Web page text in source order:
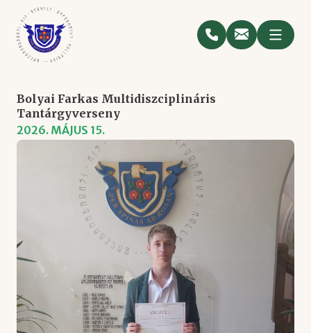
Bolyai Farkas Multidiszciplináris
Tantárgyverseny
2026. MÁJUS 15.